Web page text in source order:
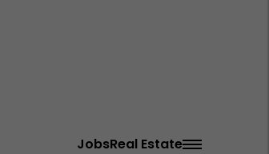
JobsReal Estate